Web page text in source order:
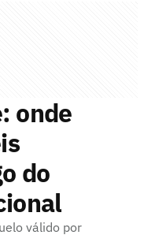
onde
do
válido por